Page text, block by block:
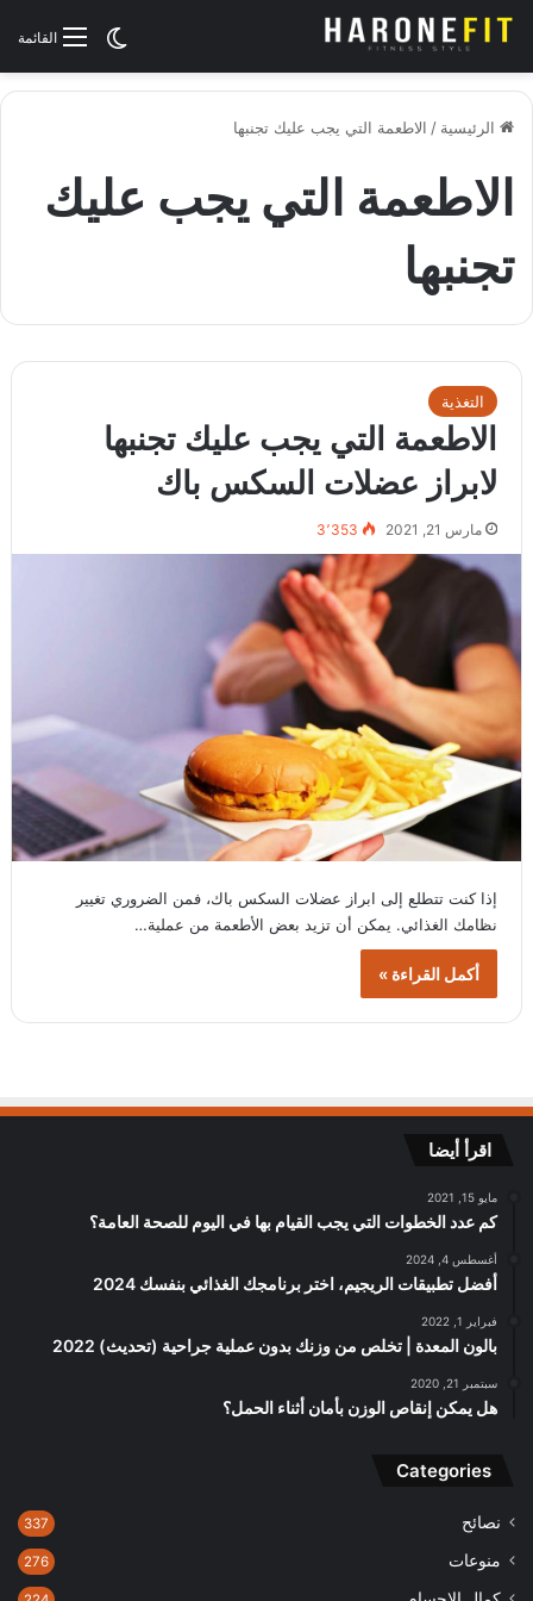
القائمةالوضع
الرئيسية / الاطعمة التي يجب عليك تجنبها
الاطعمة التي يجب عليك
تجنبها
التغذية
الاطعمة التي يجب عليك تجنبها
لابراز عضلات السكس باك
مارس 21, 2021 3٬353
إذا كنت تتطلع إلى ابراز عضلات السكس باك، فمن الضروري تغيير
نظامك الغذائي. يمكن أن تزيد بعض الأطعمة من عملية…
أكمل القراءة »
اقرأ أيضا
مايو 15, 2021
كم عدد الخطوات التي يجب القيام بها في اليوم للصحة العامة؟
أغسطس 4, 2024
أفضل تطبيقات الريجيم، اختر برنامجك الغذائي بنفسك 2024
فبراير 1, 2022
بالون المعدة | تخلص من وزنك بدون عملية جراحية (تحديث) 2022
سبتمبر 21, 2020
هل يمكن إنقاص الوزن بأمان أثناء الحمل؟
Categories
نصائح 337
منوعات 276